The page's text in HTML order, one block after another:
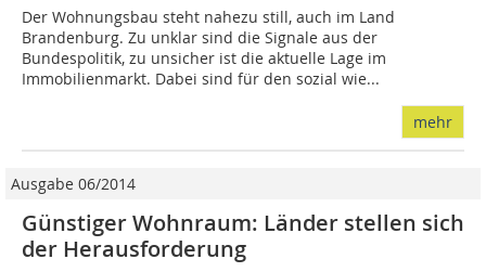
Der Wohnungsbau steht nahezu still, auch im Land
Brandenburg. Zu unklar sind die Signale aus der
Bundespolitik, zu unsicher ist die aktuelle Lage im
Immobilienmarkt. Dabei sind für den sozial wie...
mehr
Ausgabe 06/2014
Günstiger Wohnraum: Länder stellen sich
der Herausforderung